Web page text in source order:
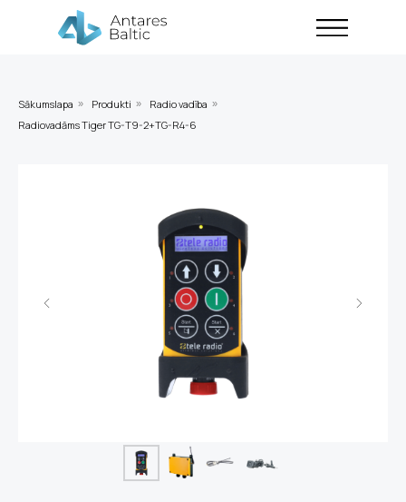
Sākumslapa » Produkti » Radio vadība »
Radiovadāms Tiger TG-T9-2+TG-R4-6